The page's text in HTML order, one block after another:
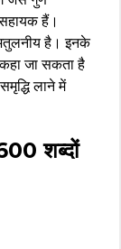
हैं।
अतुलनीय है। इनके
जा सकता है
लाने में
शब्दों